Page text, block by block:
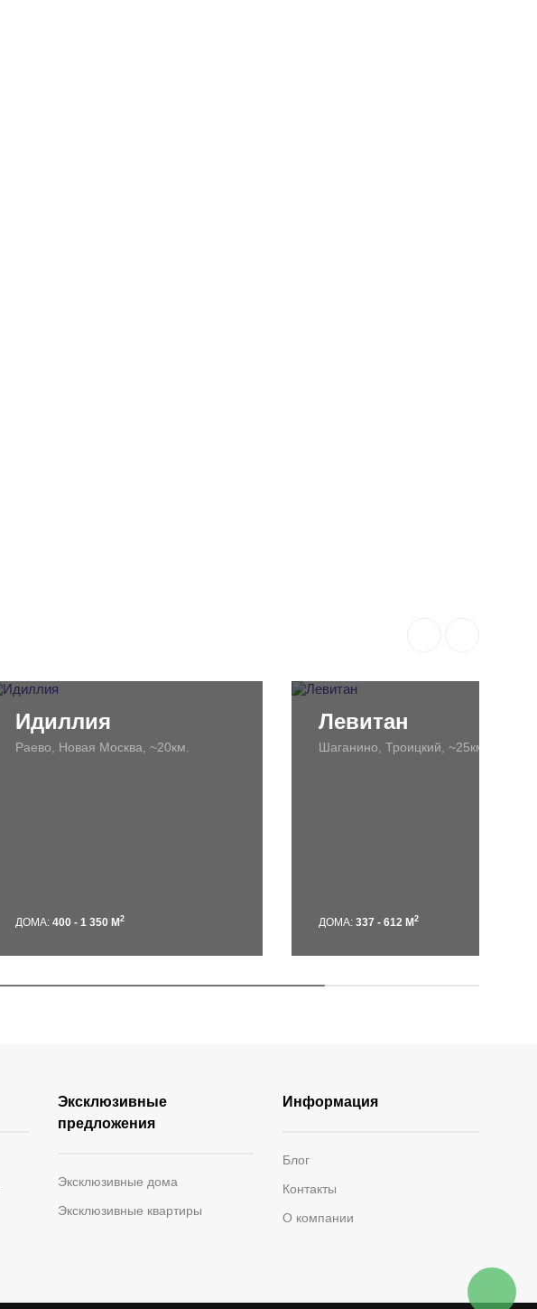
Идиллия
Раево, Новая Москва, ~20км.
ДОМА: 400 - 1 350 М 2
Левитан
Шаганино, Троицкий, ~25км.
ДОМА: 337 - 612 М 2
Эксклюзивные
предложения
Эксклюзивные дома
Эксклюзивные квартиры
Информация
Блог
Контакты
О компании